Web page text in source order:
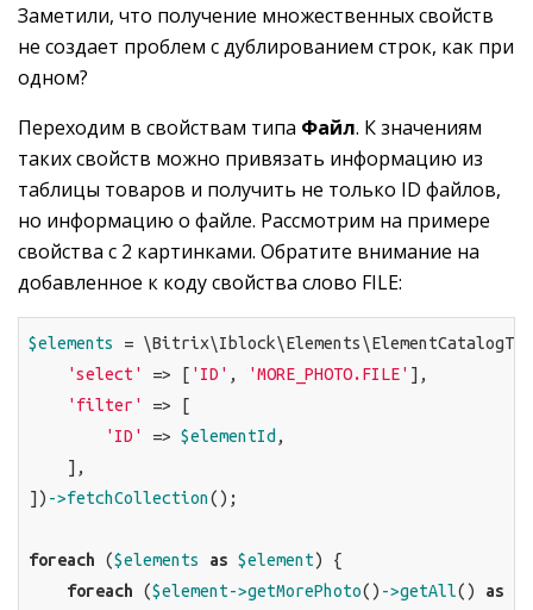
Заметили, что получение множественных свойств
не создает проблем с дублированием строк, как при
одном?
Переходим в свойствам типа Файл. К значениям
таких свойств можно привязать информацию из
таблицы товаров и получить не только ID файлов,
но информацию о файле. Рассмотрим на примере
свойства с 2 картинками. Обратите внимание на
добавленное к коду свойства слово FILE:
$elements
=
'select'
=> [ 'ID' , 'MORE_PHOTO.FILE' ],
'filter'
=> [
'ID'
=> $elementId ,
    ],
]) ->fetchCollection();
foreach ($elements as $element) {
foreach ($element->getMorePhoto() ->getAll() as